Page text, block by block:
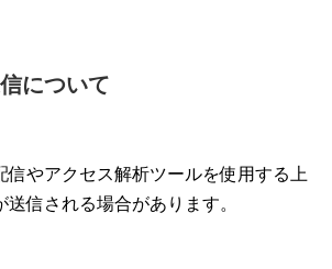
について
信やアクセス解析ツールを使用する上
信される場合があります。